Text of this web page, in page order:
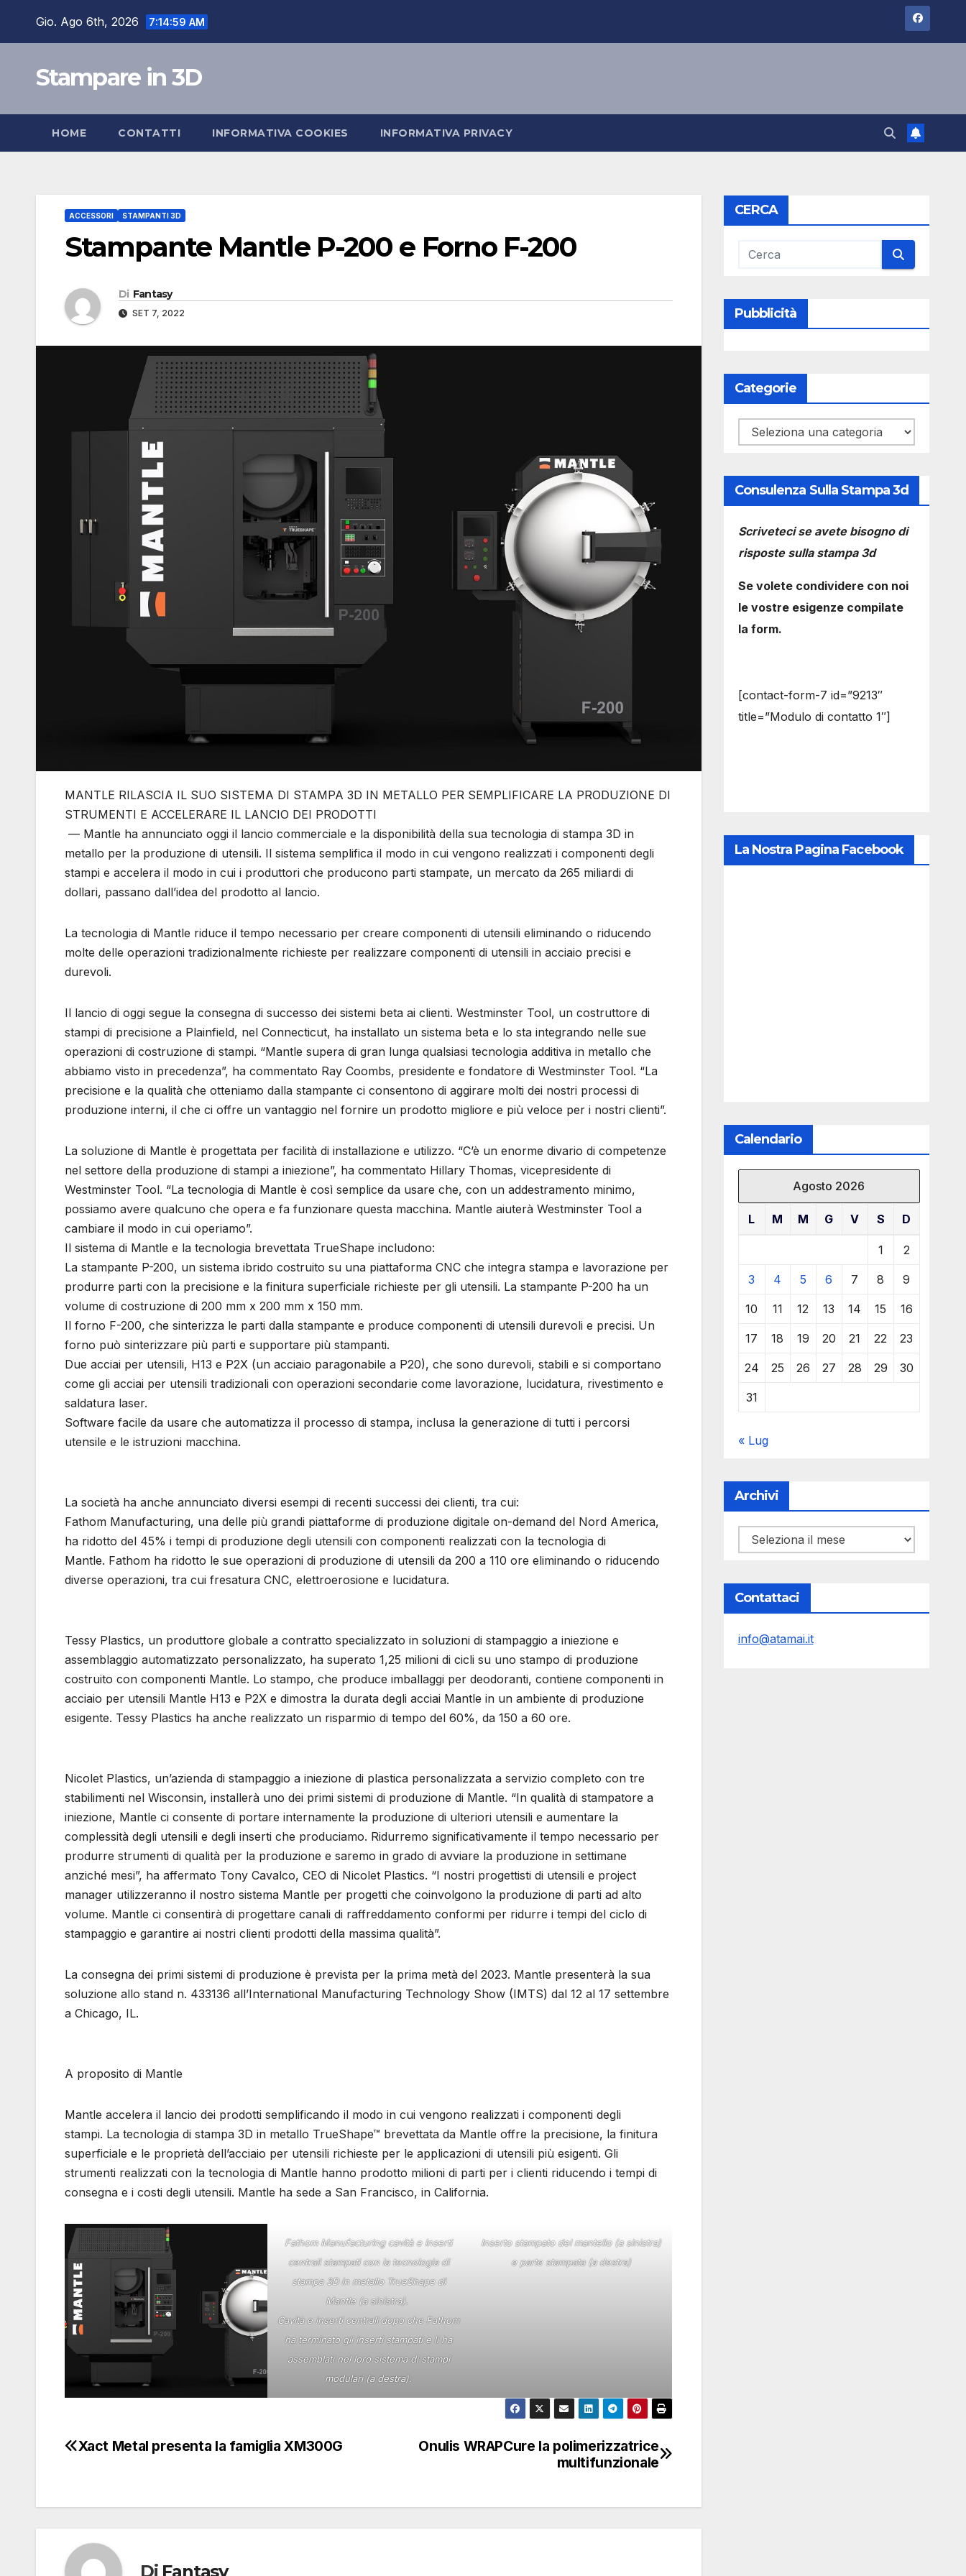
Gio. Ago 6th, 2026 7:15:00 AM
Stampare in 3D
HOME CONTATTI INFORMATIVA COOKIES INFORMATIVA PRIVACY
ACCESSORI STAMPANTI 3D
Stampante Mantle P-200 e Forno F-200
Di Fantasy
SET 7, 2022
MANTLE RILASCIA IL SUO SISTEMA DI STAMPA 3D IN METALLO PER SEMPLIFICARE LA PRODUZIONE DI
STRUMENTI E ACCELERARE IL LANCIO DEI PRODOTTI
— Mantle ha annunciato oggi il lancio commerciale e la disponibilità della sua tecnologia di stampa 3D in
metallo per la produzione di utensili. Il sistema semplifica il modo in cui vengono realizzati i componenti degli
stampi e accelera il modo in cui i produttori che producono parti stampate, un mercato da 265 miliardi di
dollari, passano dall’idea del prodotto al lancio.
La tecnologia di Mantle riduce il tempo necessario per creare componenti di utensili eliminando o riducendo
molte delle operazioni tradizionalmente richieste per realizzare componenti di utensili in acciaio precisi e
durevoli.
Il lancio di oggi segue la consegna di successo dei sistemi beta ai clienti. Westminster Tool, un costruttore di
stampi di precisione a Plainfield, nel Connecticut, ha installato un sistema beta e lo sta integrando nelle sue
operazioni di costruzione di stampi. “Mantle supera di gran lunga qualsiasi tecnologia additiva in metallo che
abbiamo visto in precedenza”, ha commentato Ray Coombs, presidente e fondatore di Westminster Tool. “La
precisione e la qualità che otteniamo dalla stampante ci consentono di aggirare molti dei nostri processi di
produzione interni, il che ci offre un vantaggio nel fornire un prodotto migliore e più veloce per i nostri clienti”.
La soluzione di Mantle è progettata per facilità di installazione e utilizzo. “C’è un enorme divario di competenze
nel settore della produzione di stampi a iniezione”, ha commentato Hillary Thomas, vicepresidente di
Westminster Tool. “La tecnologia di Mantle è così semplice da usare che, con un addestramento minimo,
possiamo avere qualcuno che opera e fa funzionare questa macchina. Mantle aiuterà Westminster Tool a
cambiare il modo in cui operiamo”.
Il sistema di Mantle e la tecnologia brevettata TrueShape includono:
La stampante P-200, un sistema ibrido costruito su una piattaforma CNC che integra stampa e lavorazione per
produrre parti con la precisione e la finitura superficiale richieste per gli utensili. La stampante P-200 ha un
volume di costruzione di 200 mm x 200 mm x 150 mm.
Il forno F-200, che sinterizza le parti dalla stampante e produce componenti di utensili durevoli e precisi. Un
forno può sinterizzare più parti e supportare più stampanti.
Due acciai per utensili, H13 e P2X (un acciaio paragonabile a P20), che sono durevoli, stabili e si comportano
come gli acciai per utensili tradizionali con operazioni secondarie come lavorazione, lucidatura, rivestimento e
saldatura laser.
Software facile da usare che automatizza il processo di stampa, inclusa la generazione di tutti i percorsi
utensile e le istruzioni macchina.
La società ha anche annunciato diversi esempi di recenti successi dei clienti, tra cui:
Fathom Manufacturing, una delle più grandi piattaforme di produzione digitale on-demand del Nord America,
ha ridotto del 45% i tempi di produzione degli utensili con componenti realizzati con la tecnologia di
Mantle. Fathom ha ridotto le sue operazioni di produzione di utensili da 200 a 110 ore eliminando o riducendo
diverse operazioni, tra cui fresatura CNC, elettroerosione e lucidatura.
Tessy Plastics, un produttore globale a contratto specializzato in soluzioni di stampaggio a iniezione e
assemblaggio automatizzato personalizzato, ha superato 1,25 milioni di cicli su uno stampo di produzione
costruito con componenti Mantle. Lo stampo, che produce imballaggi per deodoranti, contiene componenti in
acciaio per utensili Mantle H13 e P2X e dimostra la durata degli acciai Mantle in un ambiente di produzione
esigente. Tessy Plastics ha anche realizzato un risparmio di tempo del 60%, da 150 a 60 ore.
Nicolet Plastics, un’azienda di stampaggio a iniezione di plastica personalizzata a servizio completo con tre
stabilimenti nel Wisconsin, installerà uno dei primi sistemi di produzione di Mantle. “In qualità di stampatore a
iniezione, Mantle ci consente di portare internamente la produzione di ulteriori utensili e aumentare la
complessità degli utensili e degli inserti che produciamo. Ridurremo significativamente il tempo necessario per
produrre strumenti di qualità per la produzione e saremo in grado di avviare la produzione in settimane
anziché mesi”, ha affermato Tony Cavalco, CEO di Nicolet Plastics. “I nostri progettisti di utensili e project
manager utilizzeranno il nostro sistema Mantle per progetti che coinvolgono la produzione di parti ad alto
volume. Mantle ci consentirà di progettare canali di raffreddamento conformi per ridurre i tempi del ciclo di
stampaggio e garantire ai nostri clienti prodotti della massima qualità”.
La consegna dei primi sistemi di produzione è prevista per la prima metà del 2023. Mantle presenterà la sua
soluzione allo stand n. 433136 all’International Manufacturing Technology Show (IMTS) dal 12 al 17 settembre
a Chicago, IL.
A proposito di Mantle
Mantle accelera il lancio dei prodotti semplificando il modo in cui vengono realizzati i componenti degli
stampi. La tecnologia di stampa 3D in metallo TrueShape™ brevettata da Mantle offre la precisione, la finitura
superficiale e le proprietà dell’acciaio per utensili richieste per le applicazioni di utensili più esigenti. Gli
strumenti realizzati con la tecnologia di Mantle hanno prodotto milioni di parti per i clienti riducendo i tempi di
consegna e i costi degli utensili. Mantle ha sede a San Francisco, in California.
Fathom Manufacturing cavità e inserti
centrali stampati con la tecnologia di
stampa 3D in metallo TrueShape di
Mantle (a sinistra).
Cavità e inserti centrali dopo che Fathom
ha terminato gli inserti stampati e li ha
assemblati nel loro sistema di stampi
modulari (a destra).
Inserto stampato del mantello (a sinistra)
e parte stampata (a destra)
Navigazione
Onulis WRAPCure la polimerizzatrice
multifunzionale
Xact Metal presenta la famiglia XM300G
Di Fantasy
CERCA
Pubblicità
Categorie
Categorie
Consulenza Sulla Stampa 3d
Scriveteci se avete bisogno di
risposte sulla stampa 3d
Se volete condividere con noi
le vostre esigenze compilate
la form.
[contact-form-7 id=”9213″
title=”Modulo di contatto 1″]
La Nostra Pagina Facebook
Calendario
Agosto 2026
L M M G V S D
1 2
3 4 5 6 7 8 9
10 11 12 13 14 15 16
17 18 19 20 21 22 23
24 25 26 27 28 29 30
31
« Lug
Archivi
Archivi
Contattaci
info@atamai.it